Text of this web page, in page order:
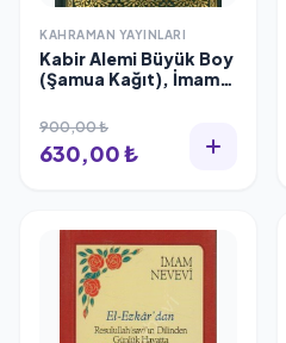
KAHRAMAN YAYINLARI
Kabir Alemi Büyük Boy
(Şamua Kağıt), İmam
900,00 ₺
630,00 ₺